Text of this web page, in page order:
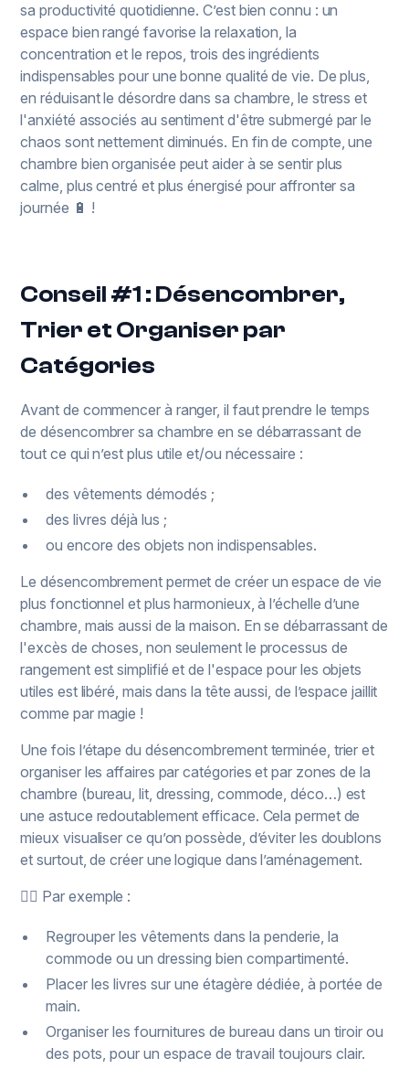
sa productivité quotidienne. C’est bien connu : un
espace bien rangé favorise la relaxation, la
concentration et le repos, trois des ingrédients
indispensables pour une bonne qualité de vie. De plus,
en réduisant le désordre dans sa chambre, le stress et
l'anxiété associés au sentiment d'être submergé par le
chaos sont nettement diminués. En fin de compte, une
chambre bien organisée peut aider à se sentir plus
calme, plus centré et plus énergisé pour affronter sa
journée 🔋 !
Conseil #1 : Désencombrer,
Trier et Organiser par
Catégories
Avant de commencer à ranger, il faut prendre le temps
de désencombrer sa chambre en se débarrassant de
tout ce qui n’est plus utile et/ou nécessaire :
des vêtements démodés ;
des livres déjà lus ;
ou encore des objets non indispensables.
Le désencombrement permet de créer un espace de vie
plus fonctionnel et plus harmonieux, à l’échelle d’une
chambre, mais aussi de la maison. En se débarrassant de
l'excès de choses, non seulement le processus de
rangement est simplifié et de l'espace pour les objets
utiles est libéré, mais dans la tête aussi, de l’espace jaillit
comme par magie !
Une fois l’étape du désencombrement terminée, trier et
organiser les affaires par catégories et par zones de la
chambre (bureau, lit, dressing, commode, déco…) est
une astuce redoutablement efficace. Cela permet de
mieux visualiser ce qu’on possède, d’éviter les doublons
et surtout, de créer une logique dans l’aménagement.
👉🏽 Par exemple :
Regrouper les vêtements dans la penderie, la
commode ou un dressing bien compartimenté.
Placer les livres sur une étagère dédiée, à portée de
main.
Organiser les fournitures de bureau dans un tiroir ou
des pots, pour un espace de travail toujours clair.